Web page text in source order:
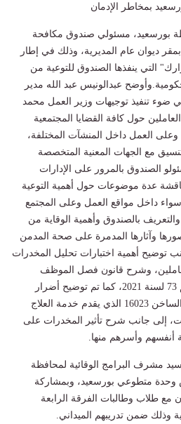
بمخاطر الإدمان
بورسعيد، مسئولي صندوق مكافحة
ديوان عام المديرية، وذلك في إطار
التي ينفذها الصندوق للتوعية من
عبدالونيس عبد الله مدير
ضوء تنفيذ توجيهات وزير العمل محمد
حول كافة القضايا المجتمعية
العمل داخل المنشآت المختلفة،
مع الجهات المعنية المتخصصة
الصندوق بالمرور على الإدارات
عدة موضوعات حول أهمية التوعية
سواء داخل مواقع العمل وعلى المجتمع
بالصندوق وأهمية الوقاية من
وآثارها المدمرة على صحة المدمن
توضيح أهمية اختبارات تحليل المخدرات
وشرح قانون فصل الموظف
متعاطي المخدرات القانون رقم 73 لسنة 2021، كما تم توضيح أضرار
المواد المخدرة وخدمات الخط الساخن 16023 الذي يقدم خدمة العلاج
إلى جانب شرح تأثير المخدرات على
أنفسهم وأسرهم منها.
مشرف البرامج الوقائية لمحافظة
متطوعي بورسعيد، وبمشاركة
مع طلاب وطالبات الفرقة الرابعة
وذلك ضمن تدريبهم الميداني.